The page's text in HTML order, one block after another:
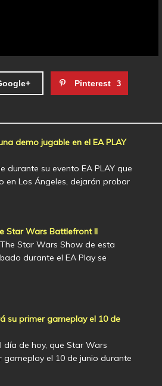
Pinterest 3
demo jugable en el EA PLAY
durante su evento EA PLAY que
en Los Ángeles, dejarán probar
Star Wars Battlefront II
Star Wars Show de esta
durante el EA Play se
su primer gameplay el 10 de
día de hoy, que Star Wars
el 10 de junio durante